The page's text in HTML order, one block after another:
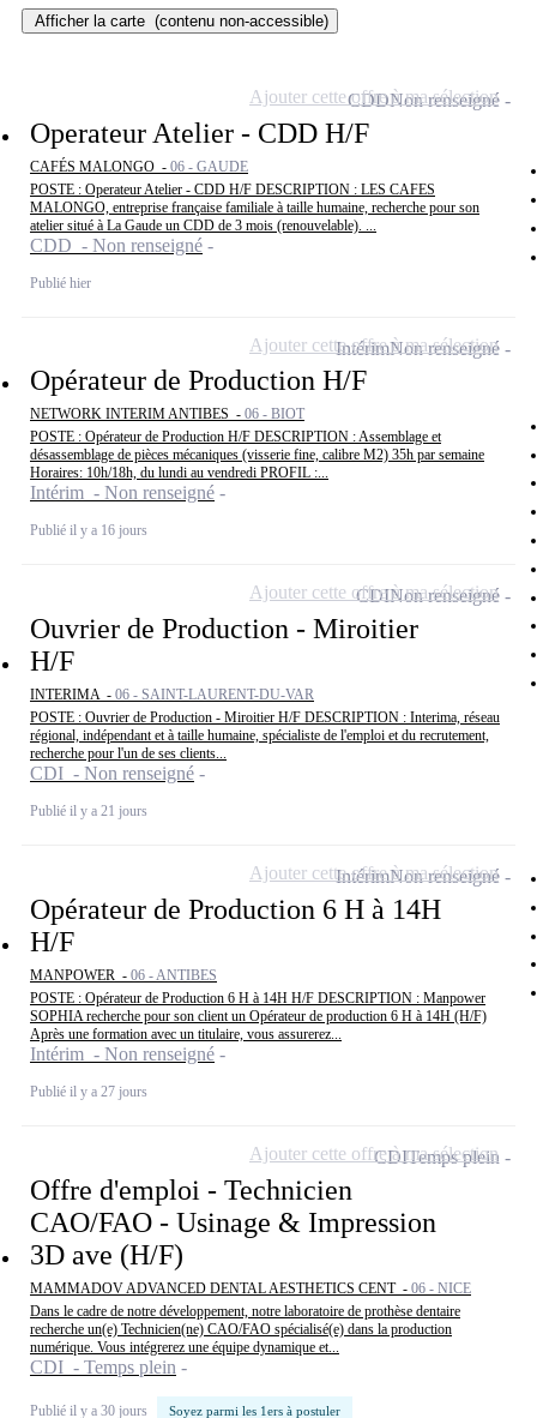
Afficher la carte (contenu non-accessible)
Operateur Atelier - CDD H/F
CAFÉS MALONGO - 06 - GAUDE
POSTE : Operateur Atelier - CDD H/F DESCRIPTION : LES CAFES
MALONGO, entreprise française familiale à taille humaine, recherche pour son
atelier situé à La Gaude un CDD de 3 mois (renouvelable). ...
CDD - Non renseigné
Publié hier
CDDNon renseigné
Ajouter cette offre à ma sélection
Opérateur de Production H/F
NETWORK INTERIM ANTIBES - 06 - BIOT
POSTE : Opérateur de Production H/F DESCRIPTION : Assemblage et
désassemblage de pièces mécaniques (visserie fine, calibre M2) 35h par semaine
Horaires: 10h/18h, du lundi au vendredi PROFIL :...
Intérim - Non renseigné
Publié il y a 16 jours
IntérimNon renseigné
Ajouter cette offre à ma sélection
Ouvrier de Production - Miroitier
H/F
INTERIMA - 06 - SAINT-LAURENT-DU-VAR
POSTE : Ouvrier de Production - Miroitier H/F DESCRIPTION : Interima, réseau
régional, indépendant et à taille humaine, spécialiste de l'emploi et du recrutement,
recherche pour l'un de ses clients...
CDI - Non renseigné
Publié il y a 21 jours
CDINon renseigné
Ajouter cette offre à ma sélection
Opérateur de Production 6 H à 14H
H/F
MANPOWER - 06 - ANTIBES
POSTE : Opérateur de Production 6 H à 14H H/F DESCRIPTION : Manpower
SOPHIA recherche pour son client un Opérateur de production 6 H à 14H (H/F)
Après une formation avec un titulaire, vous assurerez...
Intérim - Non renseigné
Publié il y a 27 jours
IntérimNon renseigné
Ajouter cette offre à ma sélection
Offre d'emploi - Technicien
CAO/FAO - Usinage & Impression
3D ave (H/F)
MAMMADOV ADVANCED DENTAL AESTHETICS CENT - 06 - NICE
Dans le cadre de notre développement, notre laboratoire de prothèse dentaire
recherche un(e) Technicien(ne) CAO/FAO spécialisé(e) dans la production
numérique. Vous intégrerez une équipe dynamique et...
CDI - Temps plein
Publié il y a 30 jours Soyez parmi les 1ers à postuler
CDITemps plein
Ajouter cette offre à ma sélection